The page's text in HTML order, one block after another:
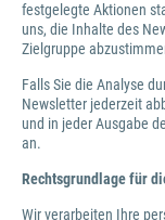
festgelegte Aktionen
uns, die Inhalte des
Zielgruppe
Falls Sie die Analyse
Newsletter jederzeit
und in jeder Ausgabe
an.
Rechtsgrundlage für
Wir verarbeiten Ihre